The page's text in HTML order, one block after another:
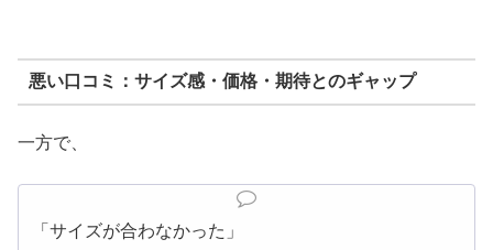
悪い口コミ：サイズ感・価格・期待とのギャップ
一方で、
「サイズが合わなかった」